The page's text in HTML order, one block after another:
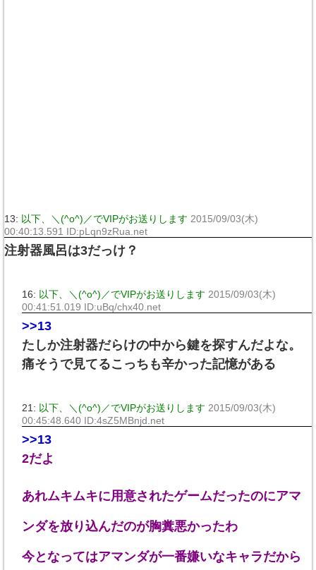
13: 以下、＼(^o^)／でVIPがお送りします 2015/09/03(木)
00:40:13.591 ID:pLqn9zRua.net
注射器風呂は3だっけ？
16: 以下、＼(^o^)／でVIPがお送りします 2015/09/03(木)
00:41:51.019 ID:uBq/chx40.net
>>13
たしか注射器だらけの中から鍵を探すんだよな。
痛そうで見てるこっちも辛かった記憶がある
21: 以下、＼(^o^)／でVIPがお送りします 2015/09/03(木)
00:45:48.640 ID:4sZ5MBnjd.net
>>13
2だよ
あれムキムキに用意されたゲームだったのにアマ
ンダを放り込んだのが胸糞悪かったわ
今となってはアマンダが一番嫌いなキャラだから